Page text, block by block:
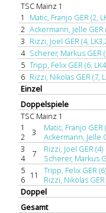
TSC Mainz 1
1
Matic, Franjo GER (2,
2 Ackermann, Jelle GER
3 Rizzi, Joel GER (4,
4 Scherer, Markus GER
5 Tripp, Felix GER (6,
6 Rizzi, Nikolas GER (7,
Einzel
Doppelspiele
TSC Mainz 1
1
2
3
Matic, Franjo GER
Ackermann, Jelle
3
4
7
Rizzi, Joel GER (4)
Scherer, Markus
5
6 11
Tripp, Felix GER (6)
Rizzi, Nikolas GER
Doppel
Gesamt